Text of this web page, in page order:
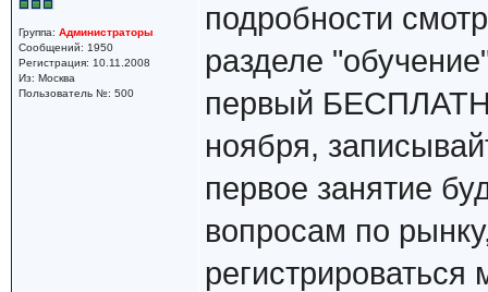
Группа: Администраторы
Сообщений: 1950
Регистрация: 10.11.2008
Из: Москва
Пользователь №: 500
подробности
разделе
первый
ноября,
первое занятие
вопросам по